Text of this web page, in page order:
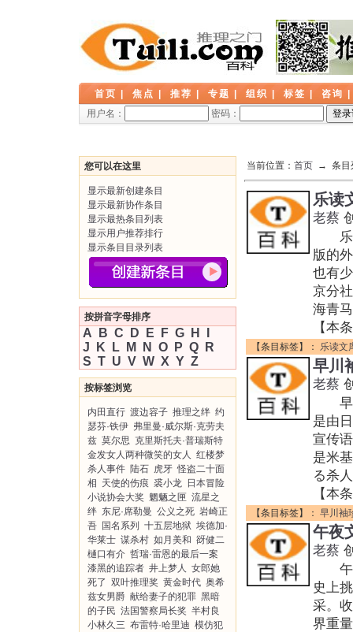
首页 焦点 推荐 专题 组织 标签 咨询
用户名：
密码：
您可以在这里
显示最新创建条目
显示最新协作条目
显示最热条目列表
显示用户推荐排行
显示条目目录列表
按拼音字母排序
A B C D E F G H
J
K L M N O P Q
R
S T U V W X Y Z
按标签浏览
内田直行 渡边容子 推理之绊 约
瑟芬·铁伊 弗里曼·威尔斯·克劳夫
兹 莫尔思 克里斯托夫·普瑞斯特
金发女人两种微笑的女人 红楼梦
杀人事件 陆石 虎牙 怪盗二十面
相 天使的伤痕 裘小龙 日本冒险
小说协会大奖 魍魉之匣 流星之
绊 东尼·席勒曼 公义之死 岩崎正
吾 国名系列 十五层地狱 埃德加·
华莱士 谋杀村 如月美和 谺健二
樋口有介 哲瑞·雷恩的最后一案
漆黑的追踪者 井上梦人 女郎她
死了 双叶推理奖 黄金时代 奥希
兹女男爵 献给妻子的犯罪 黑暗
的子民 法国警察局长奖 半村良
小林久三 布雷特·哈里迪 模仿犯
当前位置： 首页 → 条目
乐读
老蔡
乐读
版的
也有
京分
海青
【本
【条目标签】： 乐读文
早川
老蔡
早川
是由
宣传
是米
る杀
【本
【条目标签】： 早川袖
午夜
老蔡
午夜
史上
采。
界重